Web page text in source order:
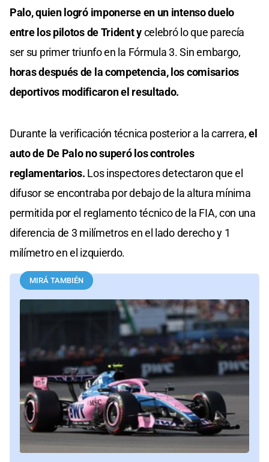
Palo, quien logró imponerse en un intenso duelo
entre los pilotos de Trident ycelebró lo que parecía
ser su primer triunfo en la Fórmula 3. Sin embargo,
horas después de la competencia, los comisarios
deportivos modificaron el resultado.
Durante la verificación técnica posterior a la carrera,el
auto de De Palo no superó los controles
reglamentarios. Los inspectores detectaron que el
difusor se encontraba por debajo de la altura mínima
permitida por el reglamento técnico de la FIA, con una
diferencia de 3 milímetros en el lado derecho y 1
milímetro en el izquierdo.
MIRÁ TAMBIÉN